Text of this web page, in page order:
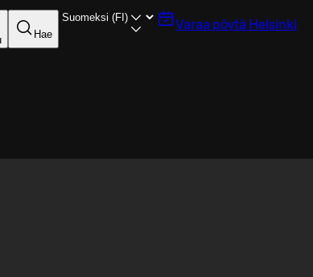
Hae
Varaa pöytä Helsinki